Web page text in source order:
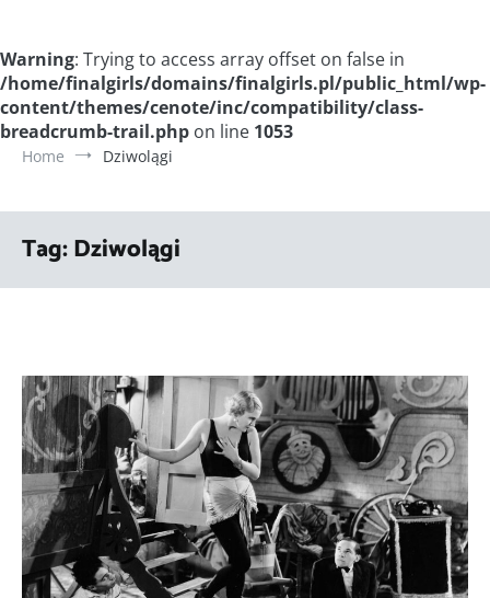
Warning: Trying to access array offset on false in
/home/finalgirls/domains/finalgirls.pl/public_html/wp-
content/themes/cenote/inc/compatibility/class-
breadcrumb-trail.php on line 1053
Home Dziwolągi
Tag:Dziwolągi